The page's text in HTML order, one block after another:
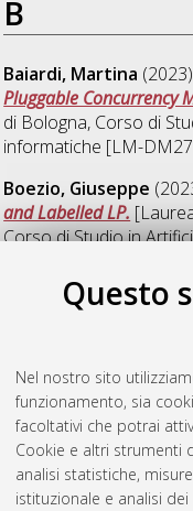
Questo
Nel nostro sito
funzionamento, sia
facoltativi che potrai
Cookie e altri strumenti
analisi statistiche,
istituzionale e analisi
B
Baiardi, Martina
Pluggable Concurrency
di Bologna, Corso di
informatiche [LM-
Boezio, Giuseppe
and Labelled LP.
Corso di Studio in
platform-independent
Università di Bologna,
informatiche [LM-
Questa lista e'